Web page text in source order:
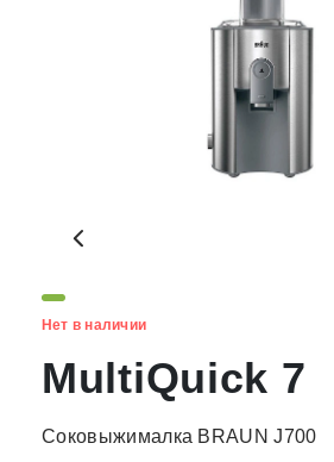
Нет в наличии
MultiQuick 7
Соковыжималка BRAUN J700